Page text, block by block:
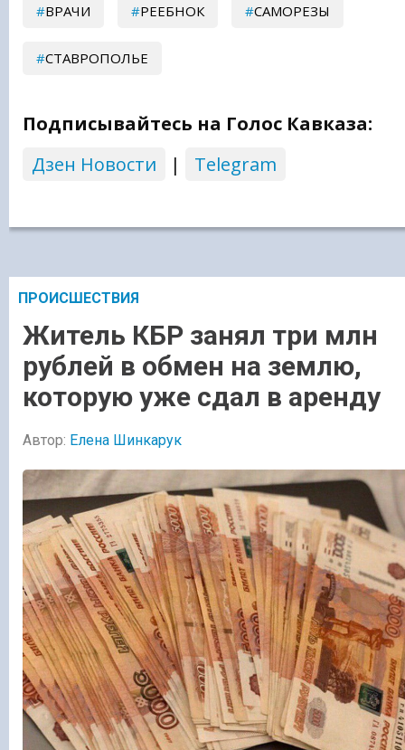
ВРАЧИ РЕЕБНОК САМОРЕЗЫ
СТАВРОПОЛЬЕ
Подписывайтесь на Голос Кавказа:
Дзен Новости
| Telegram
ПРОИСШЕСТВИЯ
Житель КБР занял три млн
рублей в обмен на землю,
которую уже сдал в аренду
Автор: Елена Шинкарук